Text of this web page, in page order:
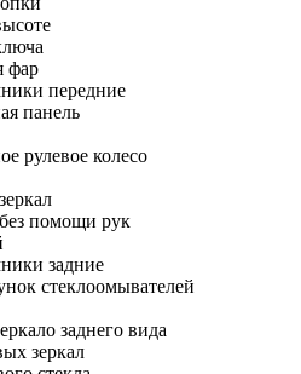
фар
передние
панель
рулевое колесо
помощи рук
задние
стеклоомывателей
заднего вида
зеркал